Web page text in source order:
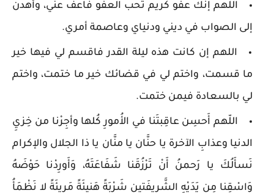
اللهم إنك عفو كريم تحب العفو فاعفُ عني، وأهدن
إلى الصواب في ديني ودنياي وعاصمة أمري.
اللهم إن كانت هذه ليلة القدر فاقسم لي فيها خير
ما قسمت، واختم لي في قضائك خير ما ختمت، واختم
لي بالسعادة فيمن ختمت.
اللّهم أَحسِن عاقِبتَنا في الأُمورِ كُلها وأجِرْنا من خِزيِ
الدنيا وعذابِ الآخرة يا حنَّان يا منَّان يا ذا الجلال والإكرام
نَسأَلُكَ يا رَحمنُ أَنْ تَرْزُقَنا شَفَاعَتَهُ، وَأَورِدْنا حَوْضَهُ
وَاسْقِنا مِن يَدَيْهِ الشَّريفَتينِ شَرْبَةً هَنيئَةً مَريئَةً لا نَظْمَأُ